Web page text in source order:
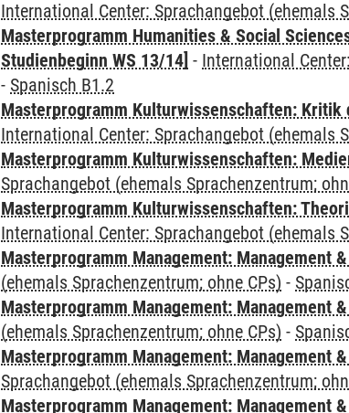
International Center: Sprachangebot (ehemals
Masterprogramm Humanities & Social
Studienbeginn WS 13/14] - International
- Spanisch B1.2
Masterprogramm Kulturwissenschaften:
International Center: Sprachangebot (ehemals
Masterprogramm Kulturwissenschaften:
Sprachangebot (ehemals Sprachenzentrum;
Masterprogramm Kulturwissenschaften:
International Center: Sprachangebot (ehemals
Masterprogramm Management: Management
(ehemals Sprachenzentrum; ohne CPs) -
Masterprogramm Management: Management
(ehemals Sprachenzentrum; ohne CPs) -
Masterprogramm Management: Management
Sprachangebot (ehemals Sprachenzentrum;
Masterprogramm Management: Management